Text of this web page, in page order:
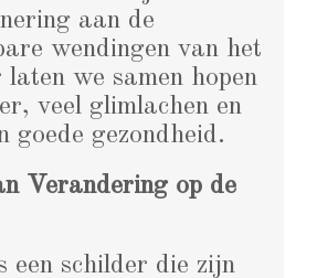
aan de
wendingen van het
we samen hopen
veel glimlachen en
goede gezondheid.
Verandering op de
een schilder die zijn